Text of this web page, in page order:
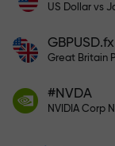
GBPUSD.fx
#NVDA